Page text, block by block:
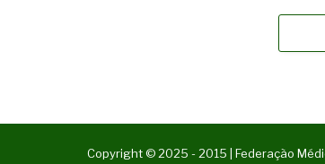
Copyright © 2025 - 2015 | Federação